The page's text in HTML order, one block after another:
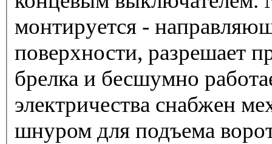
монтируется -
поверхности, разрешает
брелка и бесшумно
электричества снабжен
шнуром для подъема